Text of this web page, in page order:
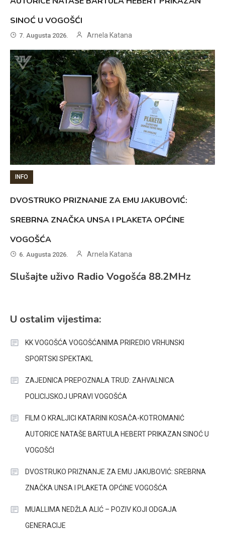
SINOĆ U VOGOŠĆI
7. Augusta 2026. Arnela Katana
INFO
DVOSTRUKO PRIZNANJE ZA EMU JAKUBOVIĆ:
SREBRNA ZNAČKA UNSA I PLAKETA OPĆINE
VOGOŠĆA
6. Augusta 2026. Arnela Katana
Slušajte uživo Radio Vogošća 88.2MHz
U ostalim vijestima:
KK VOGOŠĆA VOGOŠĆANIMA PRIREDIO VRHUNSKI
SPORTSKI SPEKTAKL
ZAJEDNICA PREPOZNALA TRUD: ZAHVALNICA
POLICIJSKOJ UPRAVI VOGOŠĆA
FILM O KRALJICI KATARINI KOSAČA-KOTROMANIĆ
AUTORICE NATAŠE BARTULA HEBERT PRIKAZAN SINOĆ U
VOGOŠĆI
DVOSTRUKO PRIZNANJE ZA EMU JAKUBOVIĆ: SREBRNA
ZNAČKA UNSA I PLAKETA OPĆINE VOGOŠĆA
MUALLIMA NEDŽLA ALIĆ – POZIV KOJI ODGAJA
GENERACIJE